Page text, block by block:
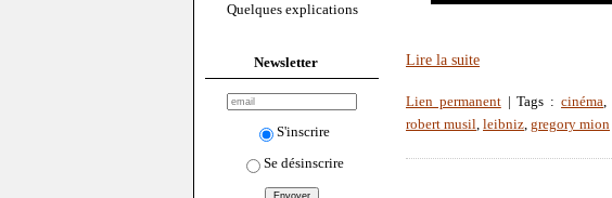
Quelques explications
Newsletter
S'inscrire
Se désinscrire
Lire la suite
Lien permanent| Tags :cinéma,
robert musil, leibniz, gregory mion